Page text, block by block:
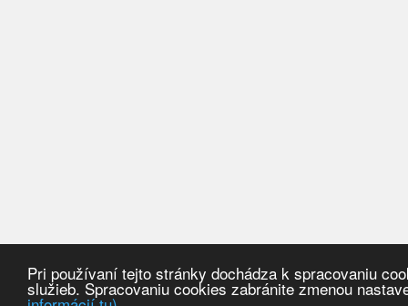
Pri používaní tejto stránky dochádza k spracovaniu
služieb. Spracovaniu cookies zabránite zmenou